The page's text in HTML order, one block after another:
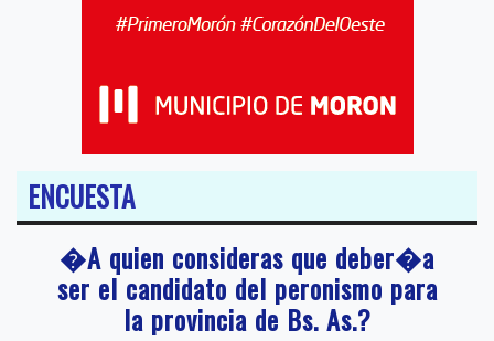
ENCUESTA
�A quien consideras que deber�a
ser el candidato del peronismo para
la provincia de Bs. As.?